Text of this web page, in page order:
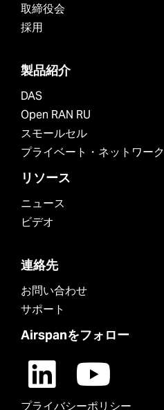
取締役会
採用
製品紹介
DAS
Open RAN RU
スモールセル
プライベート・ネットワーク
リソース
ニュース
ビデオ
連絡先
お問い合わせ
サポート
Airspanをフォロー
プライバシーポリシー